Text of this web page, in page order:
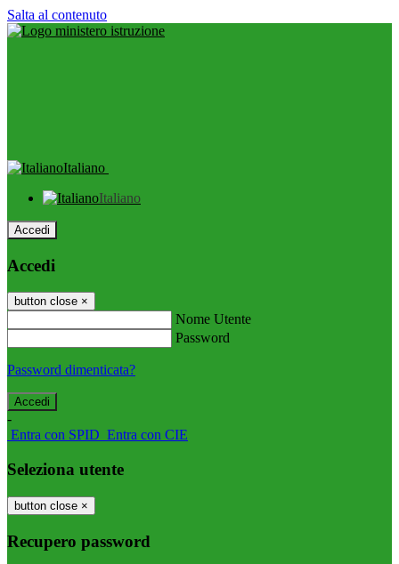
Salta al contenuto
Italiano
Italiano
Accedi
Accedi
button close ×
Nome Utente
Password
Password dimenticata?
-
Entra con SPID Entra con CIE
Seleziona utente
button close ×
Recupero password